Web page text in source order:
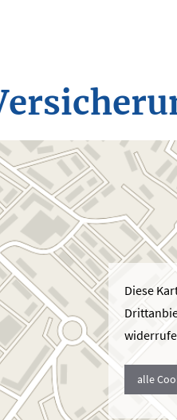
Diese
alle